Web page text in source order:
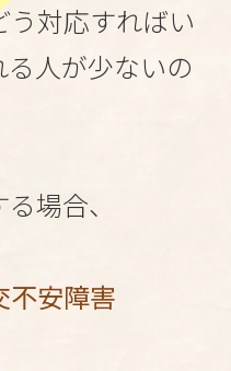
対応すればい
人が少ないの
場合、
不安障害